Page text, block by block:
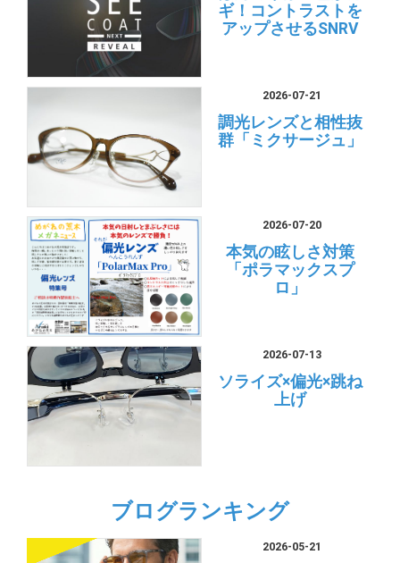
ギ！コントラストを
アップさせるSNRV
2026-07-21
調光レンズと相性抜
群「ミクサージュ」
2026-07-20
本気の眩しさ対策
「ポラマックスプ
ロ」
2026-07-13
ソライズ×偏光×跳ね
上げ
ブログランキング
2026-05-21